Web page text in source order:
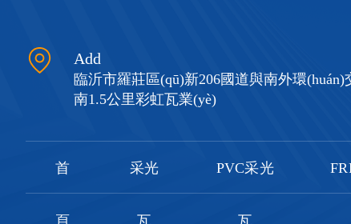
Add
臨沂市羅莊區(qū)新206國道與南外環(huán)
南1.5公里彩虹瓦業(yè)
首
頁
采光
瓦
PVC采光
瓦